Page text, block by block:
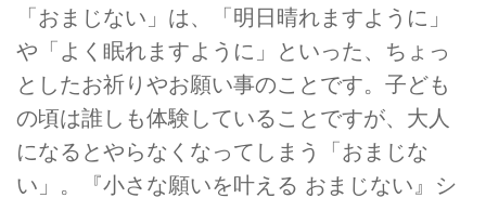
「おまじない」は、「明日晴れますように」
や「よく眠れますように」といった、ちょっ
としたお祈りやお願い事のことです。子ども
の頃は誰しも体験していることですが、大人
になるとやらなくなってしまう「おまじな
い」。『小さな願いを叶える おまじない』シ